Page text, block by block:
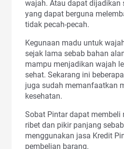
wajah. Atau dapat dijadikan
yang dapat berguna
tidak pecah-pecah.
Kegunaan madu untuk
sejak lama sebab bahan
mampu menjadikan wajah
sehat. Sekarang ini
juga sudah memanfaatkan
kesehatan.
Sobat Pintar dapat membeli
ribet dan pikir panjang
menggunakan jasa Kredit
pembelian barang.